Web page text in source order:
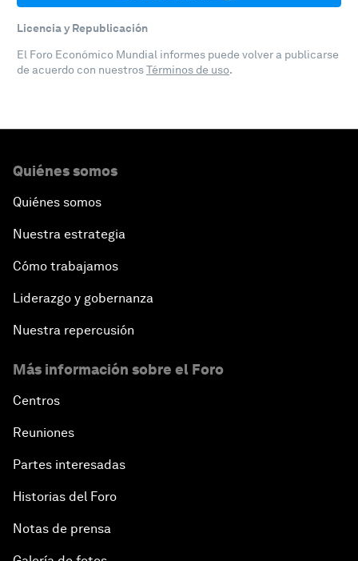
Licencia y Republicación
El Foro Económico Mundial informes puede volver a publicarse
de acuerdo con nuestrosTérminos de uso.
Quiénes somos
Quiénes somos
Nuestra estrategia
Cómo trabajamos
Liderazgo y gobernanza
Nuestra repercusión
Más información sobre el Foro
Centros
Reuniones
Partes interesadas
Historias del Foro
Notas de prensa